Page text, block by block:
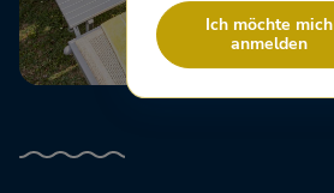
Ich möchte mich
anmelden